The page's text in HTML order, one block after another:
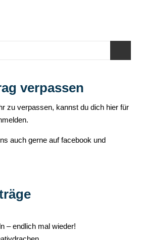
verpassen
zu verpassen, kannst du dich hier für
auch gerne auffacebook und
– endlich mal wieder!